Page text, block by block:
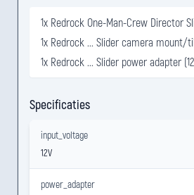
1x Redrock One-Man-Crew Director
1x Redrock ... Slider camera mount/
1x Redrock ... Slider power adapter
Specificaties
input_voltage
12V
power_adapter